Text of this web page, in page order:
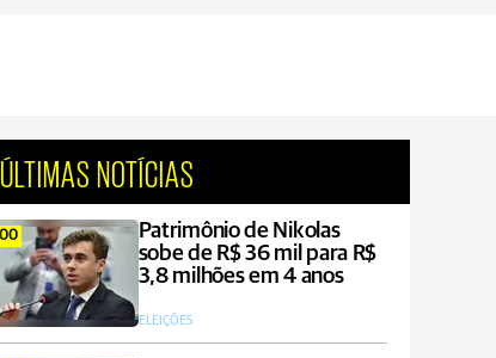
ÚLTIMAS NOTÍCIAS
Patrimônio de Nikolas
sobe de R$ 36 mil para R$
3,8 milhões em 4 anos
ELEIÇÕES